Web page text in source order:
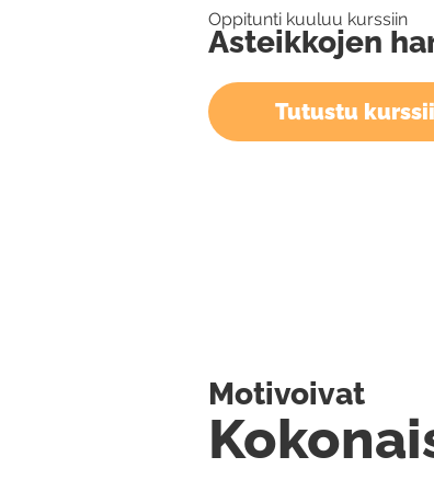
Oppitunti kuuluu kurssiin
Asteikkojen
Tutustu
Motivoivat